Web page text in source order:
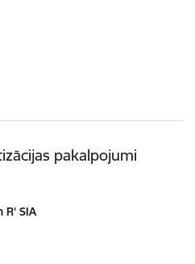
pakalpojumi
R' SIA